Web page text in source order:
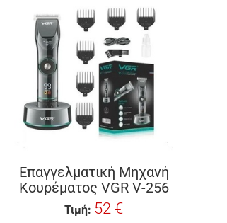
Επαγγελματική Μηχανή
Κουρέματος VGR V-256
Τιμή: 52 €